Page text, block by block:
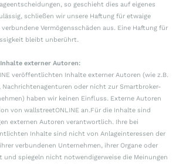
so geschieht dies auf eigenes
schließen wir unsere Haftung für etwaige
Vermögensschäden aus. Eine Haftung für
bleibt unberührt.
externer Autoren:
veröffentlichten Inhalte externer Autoren (wie z.B.
oder nicht zur Smartbroker-
haben wir keinen Einfluss. Externe Autoren
von wallstreetONLINE an.Für die Inhalte sind
externen Autoren verantwortlich. Ihre bei
Inhalte sind nicht von Anlageinteressen der
verbundenen Unternehmen, ihrer Organe oder
und spiegeln nicht notwendigerweise die Meinungen